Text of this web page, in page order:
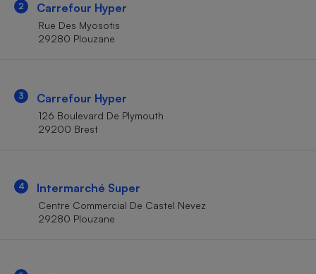
2 Carrefour Hyper
Rue Des Myosotis
29280 Plouzane
3 Carrefour Hyper
126 Boulevard De Plymouth
29200 Brest
4 Intermarché Super
Centre Commercial De Castel Nevez
29280 Plouzane